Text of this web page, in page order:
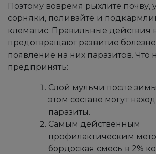
Поэтому вовремя рыхлите почву,
сорняки, поливайте и
клематис. Правильные действия
предотвращают развитие
появление на них паразитов. Что
предпринять:
Слой мульчи после
этом составе могут
паразиты.
Самым действенным
профилактическим
бордоская смесь в 2%